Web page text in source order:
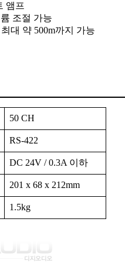
앰프
조절 가능
대 약 500m까지 가능
50 CH
RS-422
DC 24V / 0.3A 이하
201 x 68 x 212mm
1.5kg